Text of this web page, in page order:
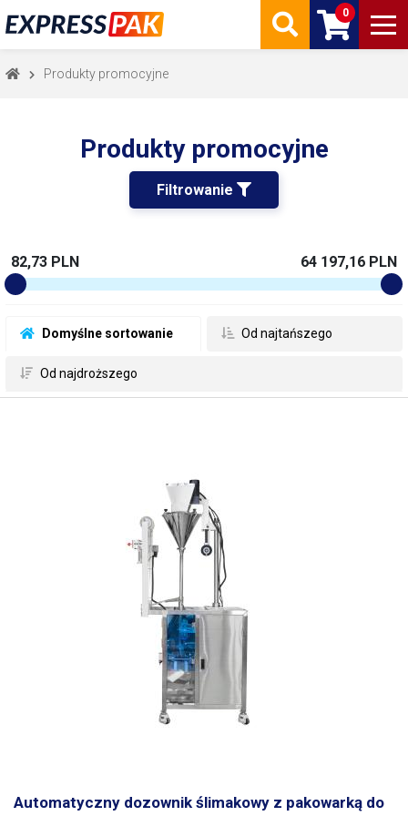
0
Produkty promocyjne
Produkty promocyjne
Filtrowanie
Domyślne sortowanie Od najtańszego
Od najdroższego
82,73 PLN 64 197,16 PLN
Automatyczny dozownik ślimakowy z pakowarką do